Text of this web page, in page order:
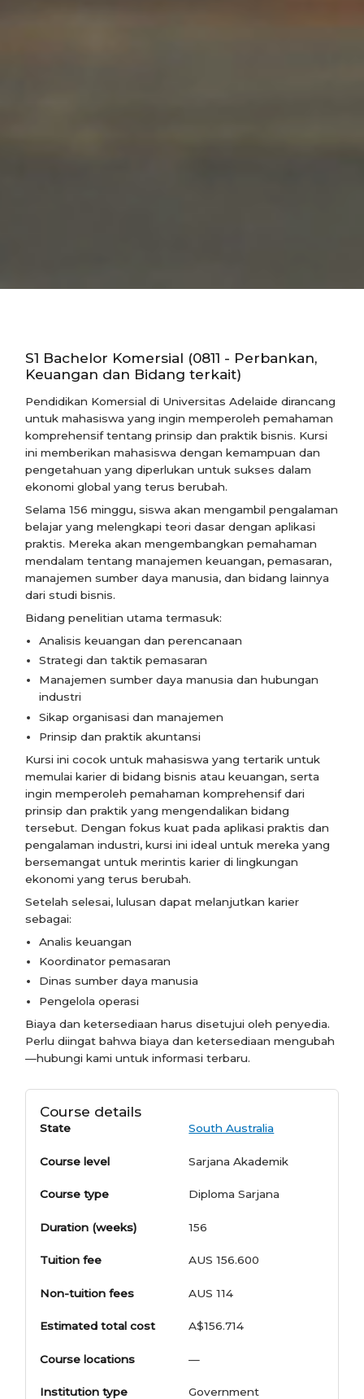
S1 Bachelor Komersial (0811 - Perbankan,
Keuangan dan Bidang terkait)
Pendidikan Komersial di Universitas Adelaide dirancang
untuk mahasiswa yang ingin memperoleh pemahaman
komprehensif tentang prinsip dan praktik bisnis. Kursi
ini memberikan mahasiswa dengan kemampuan dan
pengetahuan yang diperlukan untuk sukses dalam
ekonomi global yang terus berubah.
Selama 156 minggu, siswa akan mengambil pengalaman
belajar yang melengkapi teori dasar dengan aplikasi
praktis. Mereka akan mengembangkan pemahaman
mendalam tentang manajemen keuangan, pemasaran,
manajemen sumber daya manusia, dan bidang lainnya
dari studi bisnis.
Bidang penelitian utama termasuk:
Analisis keuangan dan perencanaan
Strategi dan taktik pemasaran
Manajemen sumber daya manusia dan hubungan
industri
Sikap organisasi dan manajemen
Prinsip dan praktik akuntansi
Kursi ini cocok untuk mahasiswa yang tertarik untuk
memulai karier di bidang bisnis atau keuangan, serta
ingin memperoleh pemahaman komprehensif dari
prinsip dan praktik yang mengendalikan bidang
tersebut. Dengan fokus kuat pada aplikasi praktis dan
pengalaman industri, kursi ini ideal untuk mereka yang
bersemangat untuk merintis karier di lingkungan
ekonomi yang terus berubah.
Setelah selesai, lulusan dapat melanjutkan karier
sebagai:
Analis keuangan
Koordinator pemasaran
Dinas sumber daya manusia
Pengelola operasi
Biaya dan ketersediaan harus disetujui oleh penyedia.
Perlu diingat bahwa biaya dan ketersediaan mengubah
—hubungi kami untuk informasi terbaru.
Course details
State South Australia
Course level Sarjana Akademik
Course type Diploma Sarjana
Duration (weeks) 156
Tuition fee AUS 156.600
Non-tuition fees AUS 114
Estimated total cost A$156.714
Course locations —
Institution type Government